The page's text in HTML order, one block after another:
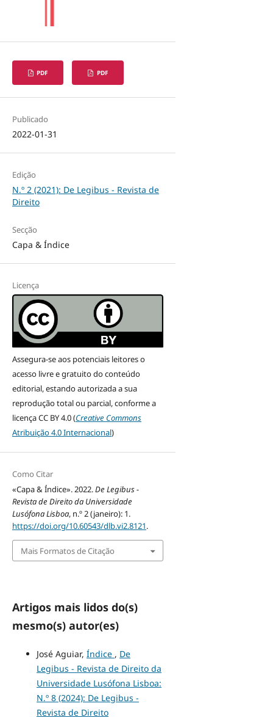
PDF PDF
Publicado
2022-01-31
Edição
N.º 2 (2021): De Legibus - Revista de
Direito
Secção
Capa & Índice
Licença
Assegura-se aos potenciais leitores o
acesso livre e gratuito do conteúdo
editorial, estando autorizada a sua
reprodução total ou parcial, conforme a
licença CC BY 4.0 (Creative Commons
Atribuição 4.0 Internacional)
Como Citar
«Capa & Índice». 2022.De Legibus -
Revista de Direito da Universidade
Lusófona Lisboa, n.º 2 (janeiro): 1.
https://doi.org/10.60543/dlb.vi2.8121.
Mais Formatos de Citação
Artigos mais lidos do(s)
mesmo(s) autor(es)
José Aguiar, Índice , De
Legibus - Revista de Direito da
Universidade Lusófona Lisboa:
N.º 8 (2024): De Legibus -
Revista de Direito